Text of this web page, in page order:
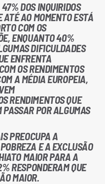
DOS INQUIRIDOS
ATÉ AO MOMENTO ESTÁ
COM OS
ENQUANTO 40%
DIFICULDADES
ENFRENTA
OS RENDIMENTOS
A MÉDIA EUROPEIA,
RENDIMENTOS QUE
POR ALGUMAS
PREOCUPA A
E A EXCLUSÃO
MAIOR PARA A
RESPONDERAM QUE
MAIOR.